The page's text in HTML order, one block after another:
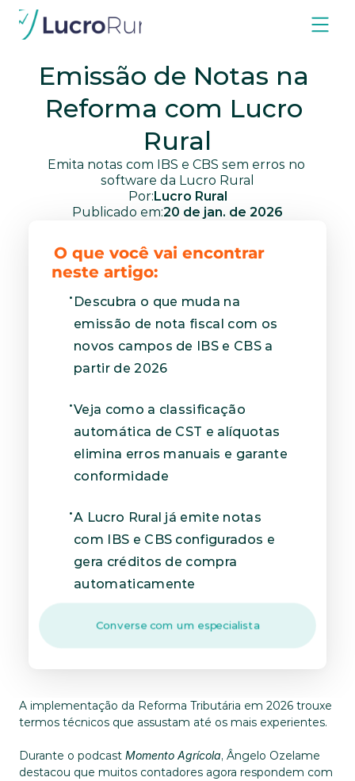
Emissão de Notas na
Reforma com Lucro
Rural
Emita notas com IBS e CBS sem erros no
software da Lucro Rural
Por:Lucro Rural
Publicado em:20 de jan. de 2026
O que você vai encontrar
neste artigo:
Descubra o que muda na
emissão de nota fiscal com os
novos campos de IBS e CBS a
partir de 2026
Veja como a classificação
automática de CST e alíquotas
elimina erros manuais e garante
conformidade
A Lucro Rural já emite notas
com IBS e CBS configurados e
gera créditos de compra
automaticamente
Converse com um especialista
A implementação da Reforma Tributária em 2026 trouxe
termos técnicos que assustam até os mais experientes.
Durante o podcast Momento Agrícola, Ângelo Ozelame
destacou que muitos contadores agora respondem com